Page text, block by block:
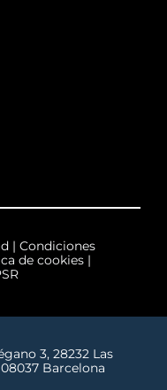
| Condiciones
de cookies|
3, 28232 Las
Barcelona